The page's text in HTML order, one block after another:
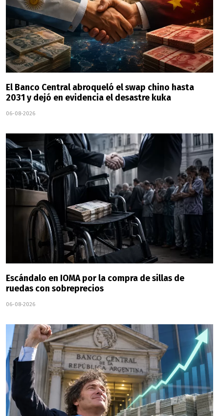
El Banco Central abroqueló el swap chino hasta
2031 y dejó en evidencia el desastre kuka
06-08-2026
Escándalo en IOMA por la compra de sillas de
ruedas con sobreprecios
06-08-2026